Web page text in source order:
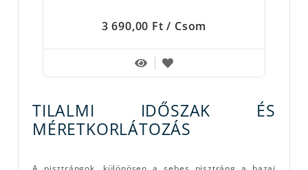
3 690,00 Ft/ Csom
TILALMI IDŐSZAK ÉS
MÉRETKORLÁTOZÁS